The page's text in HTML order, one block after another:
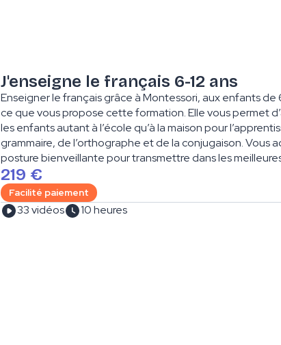
J'enseigne le français 6-12 ans
Enseigner le français grâce à Montessori, aux enfants de
ce que vous propose cette formation. Elle vous permet
les enfants autant à l’école qu’à la maison pour
grammaire, de l’orthographe et de la conjugaison. Vous
posture bienveillante pour transmettre dans les
219 €
Facilité paiement
33 vidéos 10 heures